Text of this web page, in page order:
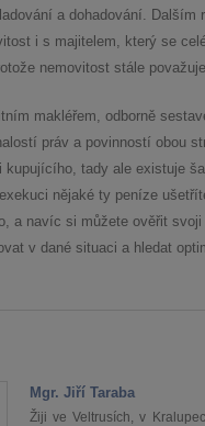
a dohadování. Dalším
i s majitelem, který se
nemovitost stále
makléřem, odborně
práv a povinností obou
kupujícího, tady ale existuje
nějaké ty peníze
a navíc si můžete ověřit
v dané situaci a hledat
Mgr. Jiří Taraba
Žiji ve Veltrusích, v